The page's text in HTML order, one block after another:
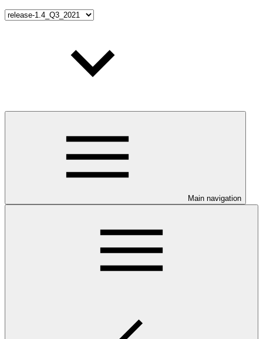
Main navigation